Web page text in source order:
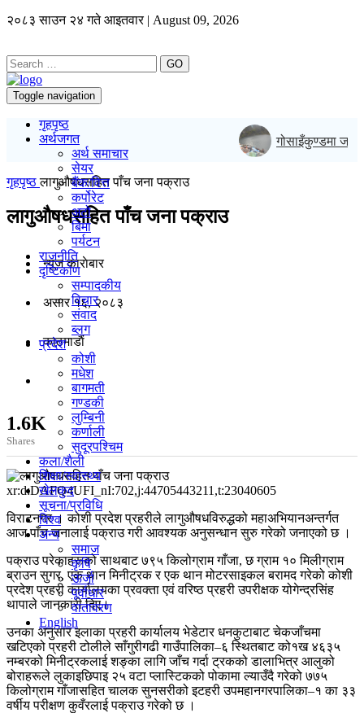
२०८३ साउन २४ गते आइतवार | August 09, 2026
GO
Toggle navigation
गृहपृष्ठ
अर्थजगत
अर्थ समाचार
सेयर
बैंक/वित्त
कर्पोरेट
अटो
बिमा
पर्यटन
राजनीति
दृष्टिकोण
सम्पादकीय
विचार
संवाद
ब्लग
प्रदेश
कोशी
मधेश
बागमती
गण्डकी
लुम्बिनी
कर्णाली
सुदूरपश्चिम
कला/शैली
शिक्षा/स्वास्थ्य
खेलकुद
सूचना/प्रविधि
विश्व
अन्य
समाज
कृषि
ऊर्जा
पूर्वाधार
वातावरण
English
गोसाइँकुण्डमा
गृहपृष्ठलागुऔषधसहित पाँच जना पक्राउ
लागुऔषधसहित पाँच जना पक्राउ
न्यूज काराेबार
असार १६, २०८३
काठमाडाैं
1.6K
Shares
xr:d:DAFQ4UFI_nI:702,j:44705443211,t:23040605
विराटनगर । कोशी प्रदेश प्रहरीले लागुऔषधविरुद्धको महाअभियानअन्तर्गत
आज पाँच जनालाई पक्राउ गरी आवश्यक अनुसन्धान सुरु गरेको जनाएको छ ।
पक्राउ परेकाहरूको साथबाट ७९५ किलोग्राम गाँजा, छ ग्राम १० मिलीग्राम
ब्राउन सुगर, एक थान मिनीट्रक र एक थान मोटरसाइकल बरामद गरेको कोशी
प्रदेश प्रहरी कार्यालयका प्रवक्ता एवं वरिष्ठ प्रहरी उपरीक्षक योगेन्द्रसिंह
थापाले जानकारी दिए।
उनका अनुसार इलाका प्रहरी कार्यालय भेडेटार धनकुटाबाट चेकजाँचमा
खटिएको प्रहरी टोलीले साँगुरीगढी गाउँपालिका–६ स्थितबाट को१ख ४६३५
नम्बरको मिनीट्रकलाई शङ्का लागि जाँच गर्दा ट्रकको डालाभित्र आलुको
बोराहरूले लुकाइछिपाइ २५ वटा प्लास्टिकको पोकामा ल्याउँदै गरेको ७७५
किलोग्राम गाँजासहित चालक सुनसरीको इटहरी उपमहानगरपालिका–१ का ३३
वर्षीय परीक्षण कुवँरलाई पक्राउ गरेको छ ।